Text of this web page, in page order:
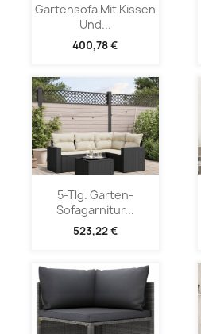
Gartensofa Mit Kissen
Und...
400,78 €
5-Tlg. Garten-
Sofagarnitur...
523,22 €